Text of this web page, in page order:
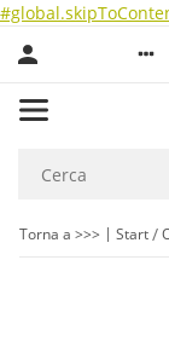
Torna a >>> Start